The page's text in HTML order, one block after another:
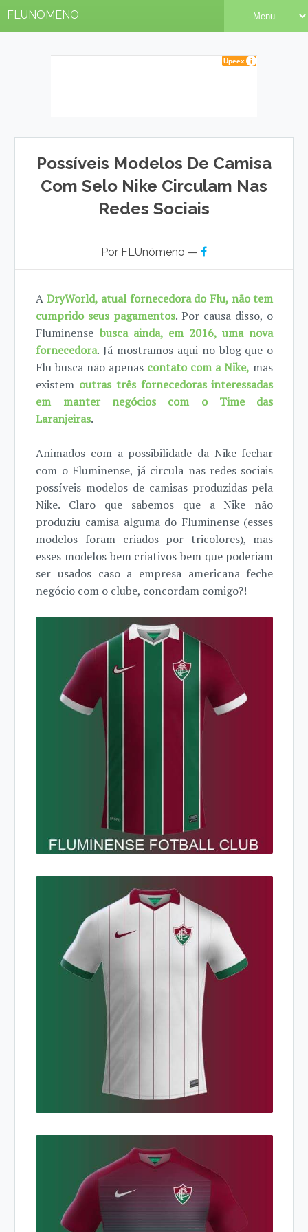
FLUNOMENO
Possíveis Modelos De Camisa
Com Selo Nike Circulam Nas
Redes Sociais
Por FLUnômeno —
ADryWorld, atual fornecedora do Flu, não tem
cumprido seus pagamentos. Por causa disso, o
Fluminense busca ainda, em 2016, uma nova
fornecedora. Já mostramos aqui no blog que o
Flu busca não apenas contato com a Nike, mas
existem outras três fornecedoras interessadas
em manter negócios com o Time das
Laranjeiras.
Animados com a possibilidade da Nike fechar
com o Fluminense, já circula nas redes sociais
possíveis modelos de camisas produzidas pela
Nike. Claro que sabemos que a Nike não
produziu camisa alguma do Fluminense (esses
modelos foram criados por tricolores), mas
esses modelos bem criativos bem que poderiam
ser usados caso a empresa americana feche
negócio com o clube, concordam comigo?!